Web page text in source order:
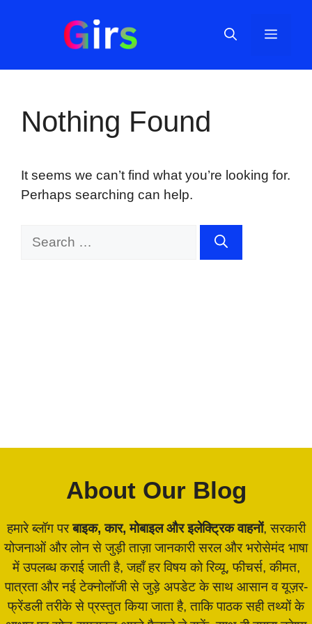
Menu
Nothing Found
It seems we can’t find what you’re looking for.
Perhaps searching can help.
About Our Blog
हमारे ब्लॉग परबाइक, कार, मोबाइल और इलेक्ट्रिक वाहनों, सरकारी
योजनाओं और लोन से जुड़ी ताज़ा जानकारी सरल और भरोसेमंद भाषा
में उपलब्ध कराई जाती है, जहाँ हर विषय को रिव्यू, फीचर्स, कीमत,
पात्रता और नई टेक्नोलॉजी से जुड़े अपडेट के साथ आसान व यूज़र-
फ्रेंडली तरीके से प्रस्तुत किया जाता है, ताकि पाठक सही तथ्यों के